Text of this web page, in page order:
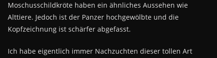
Moschusschildkröte haben ein ähnliches Aussehen wie
Alttiere. Jedoch ist der Panzer hochgewölbte und die
Kopfzeichnung ist schärfer abgefasst.
Ich habe eigentlich immer Nachzuchten dieser tollen Art